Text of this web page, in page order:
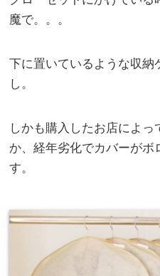
魔で。。。
下に置いているような収納
し。
しかも購入したお店によ
か、経年劣化でカバーがボ
す。